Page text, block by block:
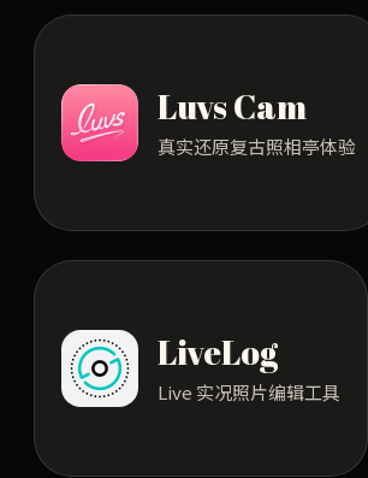
Luvs Cam
真实还原复古照相亭体验
LiveLog
Live 实况照片编辑工具